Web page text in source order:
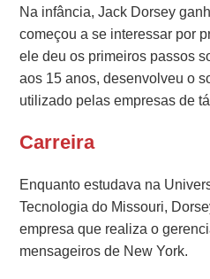
Na infância, Jack Dorsey
começou a se interessar por
ele deu os primeiros passos
aos 15 anos, desenvolveu o
utilizado pelas empresas de
Carreira
Enquanto estudava na
Tecnologia do Missouri,
empresa que realiza o
mensageiros de New York.